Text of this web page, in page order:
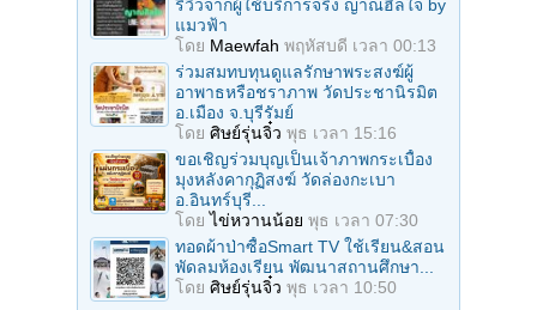
รีวิวจากผู้ใช้บริการจริง ญาณฮีลใจ by
แมวฟ้า
โดย Maewfah พฤหัสบดี เวลา 00:13
ร่วมสมทบทุนดูแลรักษาพระสงฆ์ผู้
อาพาธหรือชราภาพ วัดประชานิรมิต
อ.เมือง จ.บุรีรัมย์
โดย ศิษย์รุ่นจิ๋ว พุธ เวลา 15:16
ขอเชิญร่วมบุญเป็นเจ้าภาพกระเบื้อง
มุงหลังคากุฏิสงฆ์ วัดล่องกะเบา
อ.อินทร์บุรี...
โดยไข่หวานน้อย พุธ เวลา 07:30
ทอดผ้าป่าซื้อSmart TV ใช้เรียน&สอน
พัดลมห้องเรียน พัฒนาสถานศึกษา...
โดย ศิษย์รุ่นจิ๋ว พุธ เวลา 10:50